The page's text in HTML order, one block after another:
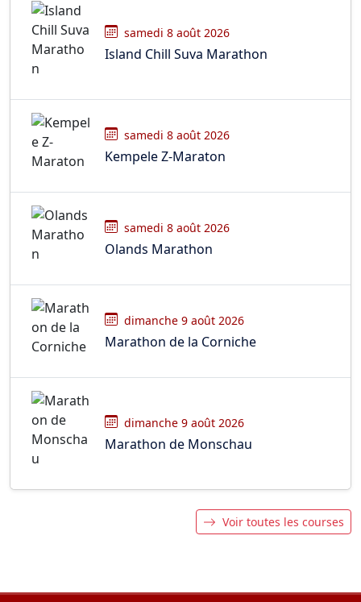
samedi 8 août 2026
Island Chill Suva Marathon
samedi 8 août 2026
Kempele Z-Maraton
samedi 8 août 2026
Olands Marathon
dimanche 9 août 2026
Marathon de la Corniche
dimanche 9 août 2026
Marathon de Monschau
Voir toutes les courses